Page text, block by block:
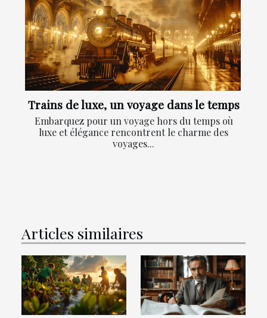
Trains de luxe, un voyage dans le temps
Embarquez pour un voyage hors du temps où
luxe et élégance rencontrent le charme des
voyages...
Articles similaires